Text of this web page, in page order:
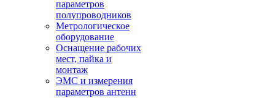
параметров
полупроводников
Метрологическое
оборудование
Оснащение рабочих
мест, пайка и
монтаж
ЭМС и измерения
параметров антенн